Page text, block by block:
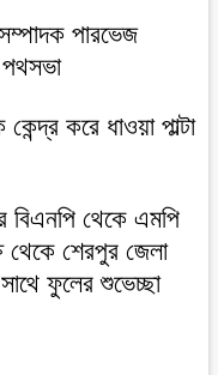
পারভেজ
পথসভা
করে ধাওয়া পাল্টা
বিএনপি থেকে এমপি
থেকে শেরপুর জেলা
ফুলের শুভেচ্ছা